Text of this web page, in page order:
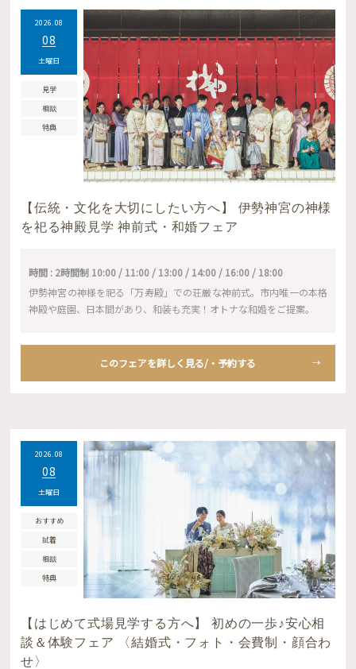
2026.08
08
土曜日
見学
相談
特典
【伝統・文化を大切にしたい方へ】 伊勢神宮の神様
を祀る神殿見学 神前式・和婚フェア
時間 : 2時間制 10:00 / 11:00 / 13:00 / 14:00 / 16:00 / 18:00
伊勢神宮の神様を祀る「万寿殿」での荘厳な神前式。市内唯一の本格
神殿や庭園、日本間があり、和装も充実！オトナな和婚をご提案。
このフェアを詳しく見る/・予約する
2026.08
08
土曜日
おすすめ
試着
相談
特典
【はじめて式場見学する方へ】 初めの一歩♪安心相
談＆体験フェア 〈結婚式・フォト・会費制・顔合わ
せ〉